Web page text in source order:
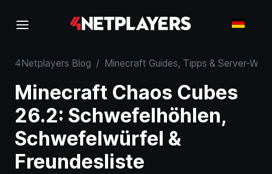
4Netplayers Blog / Minecraft Guides, Tipps & Server-
Minecraft Chaos Cubes
26.2: Schwefelhöhlen,
Schwefelwürfel &
Freundesliste